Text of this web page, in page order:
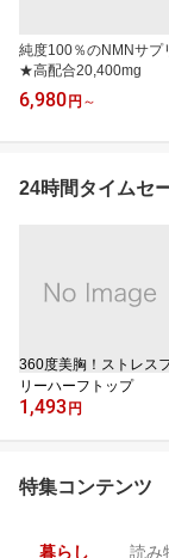
純度100％のNMNサプ
★高配合20,400mg
6,980 円 ～
24時間タイムセ
360度美胸！ストレス
リーハーフトップ
1,493 円
特集コンテンツ
暮らし 読み